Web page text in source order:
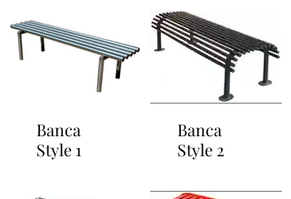
Banca
Style 1
Banca
Style 2